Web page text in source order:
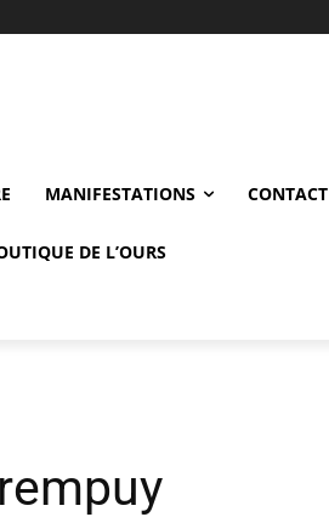
MANIFESTATIONS CONTACT
DE L’OURS